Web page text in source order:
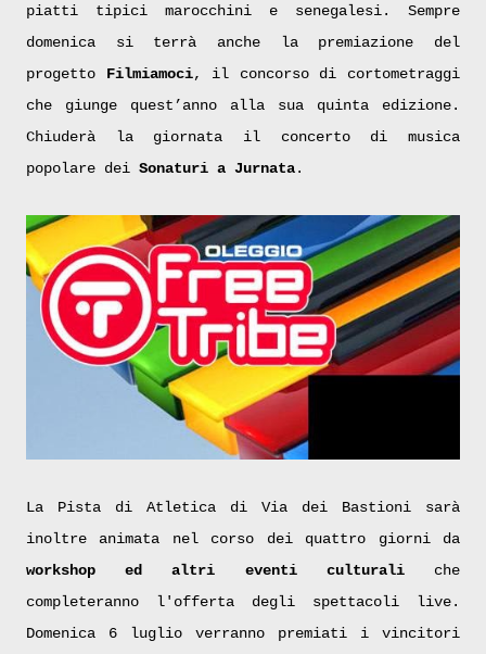
piatti tipici marocchini e senegalesi. Sempre
domenica si terrà anche la premiazione del
progetto Filmiamoci, il concorso di cortometraggi
che giunge quest’anno alla sua quinta edizione.
Chiuderà la giornata il concerto di musica
popolare dei Sonaturi a Jurnata.
La Pista di Atletica di Via dei Bastioni sarà
inoltre animata nel corso dei quattro giorni da
workshop ed altri eventi culturaliche
completeranno l'offerta degli spettacoli live.
Domenica 6 luglio verranno premiati i vincitori